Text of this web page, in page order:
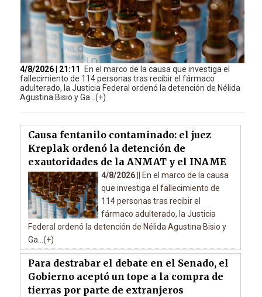
4/8/2026 | 21:11
En el marco de la causa que investiga el
fallecimiento de 114 personas tras recibir el fármaco
adulterado, la Justicia Federal ordenó la detención de Nélida
Agustina Bisio y Ga...(+)
Causa fentanilo contaminado: el juez
Kreplak ordenó la detención de
exautoridades de la ANMAT y el INAME
4/8/2026 ||
En el marco de la causa
que investiga el fallecimiento de
114 personas tras recibir el
fármaco adulterado, la Justicia
Federal ordenó la detención de Nélida Agustina Bisio y
Ga...(+)
Para destrabar el debate en el Senado, el
Gobierno aceptó un tope a la compra de
tierras por parte de extranjeros